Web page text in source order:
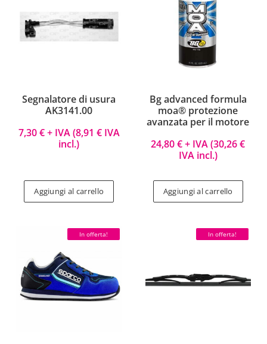
Segnalatore di usura
AK3141.00
7,30€+ IVA (8,91 €IVA
incl.)
Aggiungi al carrello
Bg advanced formula
moa® protezione
avanzata per il motore
24,80€+ IVA (30,26€
IVA incl.)
Aggiungi al carrello
In offerta! In offerta!